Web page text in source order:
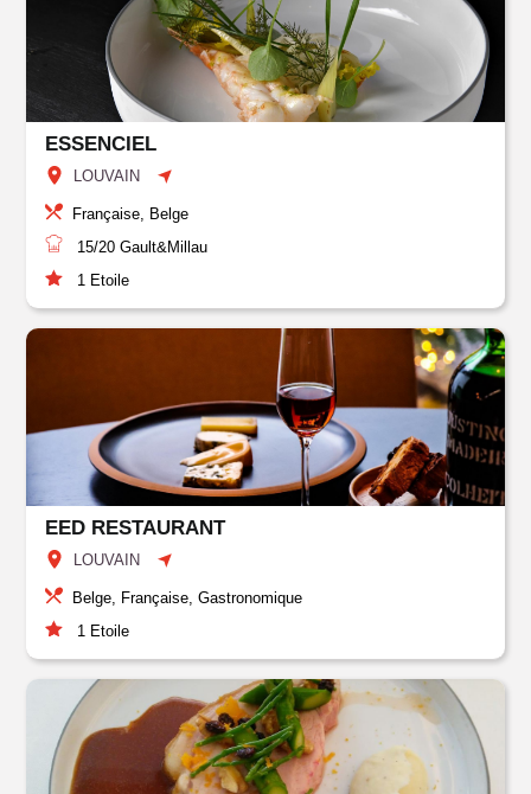
ESSENCIEL
LOUVAIN
Française, Belge
15/20 Gault&Millau
1 Etoile
EED RESTAURANT
LOUVAIN
Belge, Française, Gastronomique
1 Etoile